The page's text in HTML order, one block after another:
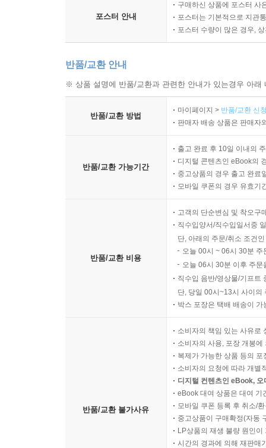
포스터 안내
구매하신 상품에 포스터 사
포스터는 기본적으로 지관
포스터 수량이 많은 경우,
반품/교환 안내
※ 상품 설명에 반품/교환과 관련한 안내가 있는경우 아
반품/교환 방법
마이페이지 > 반품/교환 신
판매자 배송 상품은 판매자
반품/교환 가능기간
출고 완료 후 10일 이내의
디지털 콘텐츠인 eBook의
중고상품의 경우 출고 완료
모바일 쿠폰의 경우 유효기
반품/교환 비용
고객의 단순변심 및 착오구
직수입양서/직수입일서중
단, 아래의 주문/취소 조건
오늘 00시 ~ 06시 30분
오늘 06시 30분 이후 주
직수입 음반/영상물/기프트
단, 당일 00시~13시 사이의
박스 포장은 택배 배송이
반품/교환 불가사유
소비자의 책임 있는 사유로
소비자의 사용, 포장 개봉
복제가 가능한 상품 등의
소비자의 요청에 따라 개별
디지털 컨텐츠인 eBook,
eBook 대여 상품은 대여 기
모바일 쿠폰 등록 후 취소/
중고상품이 구매확정(자동
LP상품의 재생 불량 원인
시간의 경과에 의해 재판매